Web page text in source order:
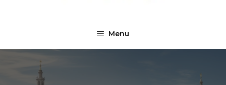
Menu